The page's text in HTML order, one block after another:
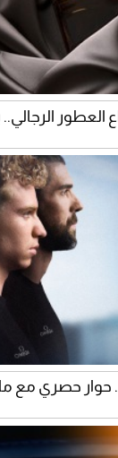
العطور الرجالي..
حوار حصري مع